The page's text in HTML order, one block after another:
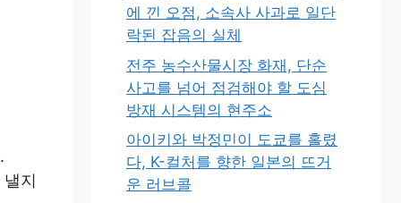
지
에 낀 오점, 소속사 사과로 일단
락된 잡음의 실체
전주 농수산물시장 화재, 단순
사고를 넘어 점검해야 할 도심
방재 시스템의 현주소
아이키와 박정민이 도쿄를 홀렸
다, K-컬처를 향한 일본의 뜨거
운 러브콜